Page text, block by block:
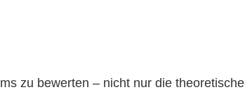
zu bewerten – nicht nur die theoretische